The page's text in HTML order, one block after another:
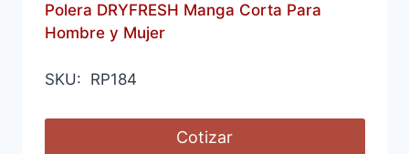
Polera DRYFRESH Manga Corta Para
Hombre y Mujer
SKU: RP184
Cotizar